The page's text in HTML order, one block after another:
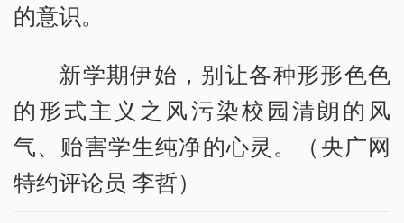
的意识。
新学期伊始，别让各种形形色色
的形式主义之风污染校园清朗的风
气、贻害学生纯净的心灵。（央广网
特约评论员 李哲）